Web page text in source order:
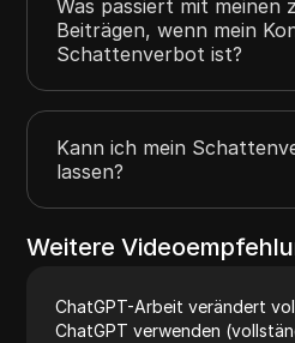
Was passiert mit meinen
Beiträgen, wenn mein
Schattenverbot ist?
Kann ich mein
lassen?
Weitere
ChatGPT-Arbeit verändert
ChatGPT verwenden